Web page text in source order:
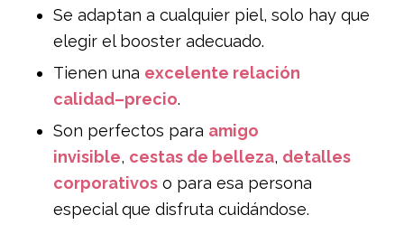
Se adaptan a cualquier piel, solo hay que
elegir el booster adecuado.
Tienen una excelente relación
calidad–precio.
Son perfectos para amigo
invisible, cestas de belleza, detalles
corporativoso para esa persona
especial que disfruta cuidándose.